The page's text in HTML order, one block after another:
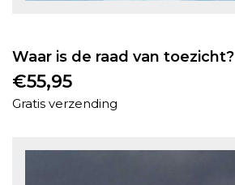
Waar is de raad van toezicht?
€55,95
Gratis verzending